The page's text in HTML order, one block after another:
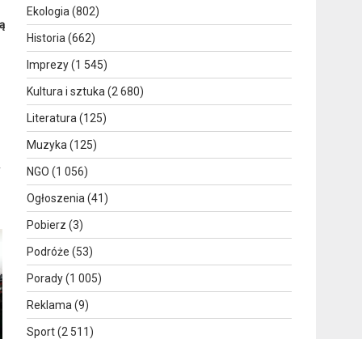
Ekologia (802)
Historia (662)
Imprezy(1 545)
Kultura i sztuka (2 680)
Literatura (125)
Muzyka (125)
NGO (1 056)
Ogłoszenia (41)
Pobierz (3)
Podróże (53)
Porady(1 005)
Reklama (9)
Sport(2 511)